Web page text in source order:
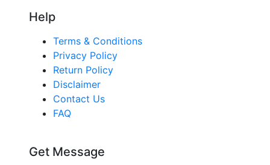
Help
Terms & Conditions
Privacy Policy
Return Policy
Disclaimer
Contact Us
FAQ
Get Message